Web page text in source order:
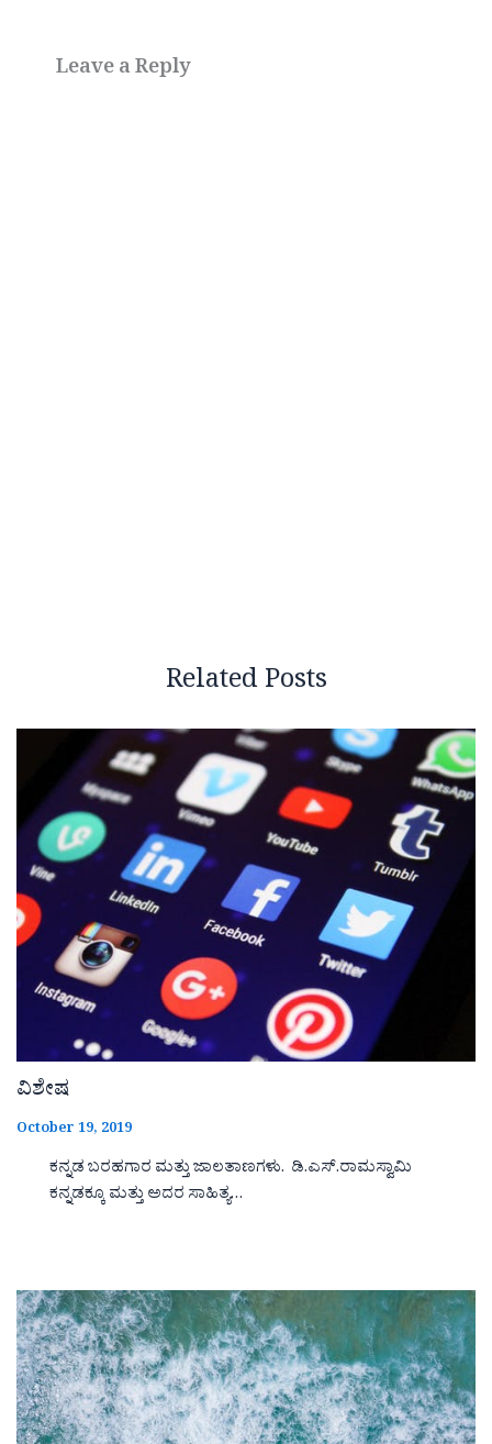
Leave a Reply
Related Posts
ವಿಶೇಷ
October 19, 2019
ಕನ್ನಡ ಬರಹಗಾರ ಮತ್ತು ಜಾಲತಾಣಗಳು. ಡಿ.ಎಸ್.ರಾಮಸ್ವಾಮಿ
ಕನ್ನಡಕ್ಕೂ ಮತ್ತು ಅದರ ಸಾಹಿತ್ಯ…